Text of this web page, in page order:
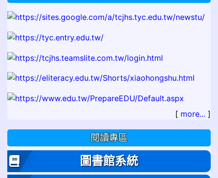
[ more... ]
閱讀專區
圖書館系統